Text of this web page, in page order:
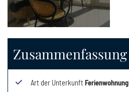
Zusammenfassung
Art der Unterkunft Ferienwohnung